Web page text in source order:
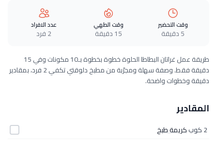
وقت التحضير
5 دقيقة
وقت الطهي
15 دقيقة
عدد الافراد
2 فرد
طريقة عمل غراتان البطاطا الحلوة خطوة بخطوة بـ10 مكونات وفي 15
دقيقة فقط. وصفة سهلة ومجرّبة من مطبخ دلوقتي تكفي 2 فرد، بمقادير
دقيقة وخطوات واضحة.
المقادير
2 كوب
كريمة طبخ